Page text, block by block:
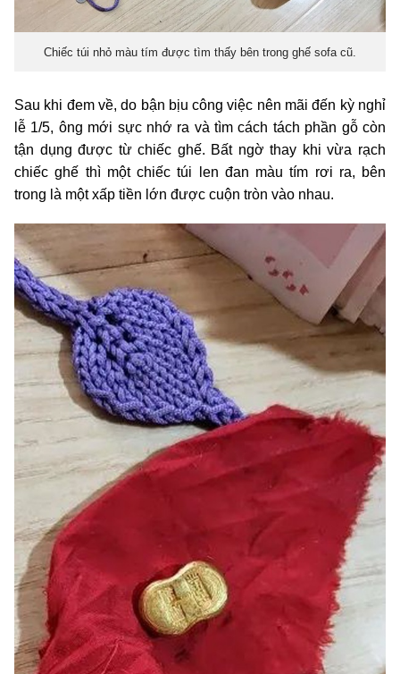
Chiếc túi nhỏ màu tím được tìm thấy bên trong ghế sofa cũ.
Sau khi đem về, do bận bịu công việc nên mãi đến kỳ nghỉ
lễ 1/5, ông mới sực nhớ ra và tìm cách tách phần gỗ còn
tận dụng được từ chiếc ghế. Bất ngờ thay khi vừa rạch
chiếc ghế thì một chiếc túi len đan màu tím rơi ra, bên
trong là một xấp tiền lớn được cuộn tròn vào nhau.